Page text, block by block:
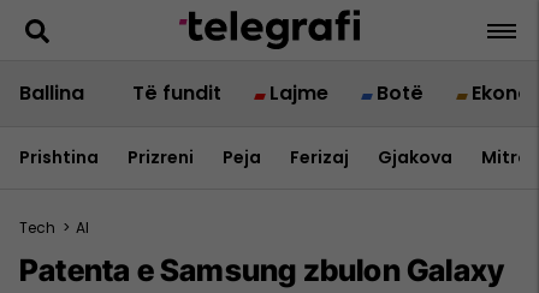
Ballina Të fundit Lajme Botë
Prishtina Prizreni Peja Ferizaj Gjakova
Tech > AI
Patenta e Samsung zbulon Galaxy